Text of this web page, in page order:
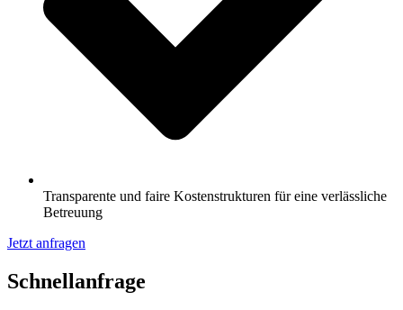
Transparente und faire Kostenstrukturen für eine verlässliche
Betreuung
Jetzt anfragen
Schnell­anfrage